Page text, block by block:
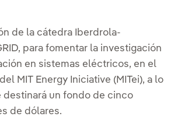
de la cátedra Iberdrola-
para fomentar la investigación
en sistemas eléctricos, en el
MIT Energy Iniciative (MITei), a lo
destinará un fondo de cinco
de dólares.